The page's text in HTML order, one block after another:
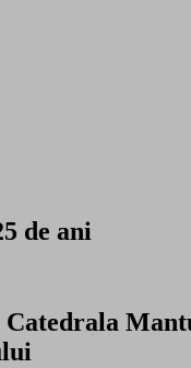
de ani
Catedrala